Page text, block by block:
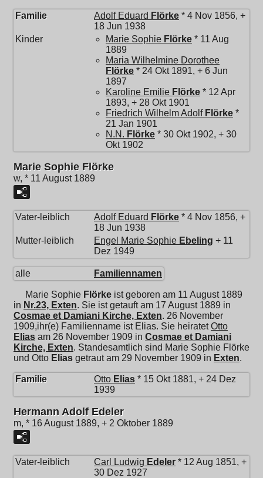
Familie Adolf Eduard Flörke * 4 Nov 1856, +
18 Jun 1938
Kinder
Marie Sophie Flörke * 11 Aug
1889
Maria Wilhelmine Dorothee
Flörke * 24 Okt 1891, + 6 Jun
1897
Karoline Emilie Flörke * 12 Apr
1893, + 28 Okt 1901
Friedrich Wilhelm Adolf Flörke *
21 Jan 1901
N.N. Flörke * 30 Okt 1902, + 30
Okt 1902
Marie Sophie Flörke
w, * 11 August 1889
Vater-leiblich Adolf Eduard Flörke * 4 Nov 1856, +
18 Jun 1938
Mutter-leiblich
Engel Marie Sophie Ebeling + 11
Dez 1949
alle Familiennamen
Marie Sophie Flörke ist geboren am 11 August 1889
in Nr.23, Exten. Sie ist getauft am 17 August 1889 in
Cosmae et Damiani Kirche, Exten. 26 November
1909,ihr(e) Familienname ist Elias. Sie heiratetOtto
Elias am 26 November 1909 in Cosmae et Damiani
Kirche, Exten. Standesamtlich sind Marie Sophie Flörke
und Otto Elias getraut am 29 November 1909 in Exten.
Familie Otto Elias * 15 Okt 1881, + 24 Dez
1939
Hermann Adolf Edeler
m, * 16 August 1889, + 2 Oktober 1889
Vater-leiblich Carl Ludwig Edeler * 12 Aug 1851, +
30 Dez 1927